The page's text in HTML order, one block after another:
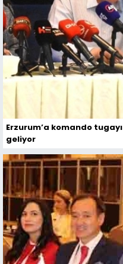
Erzurum’a komando tugayı
geliyor